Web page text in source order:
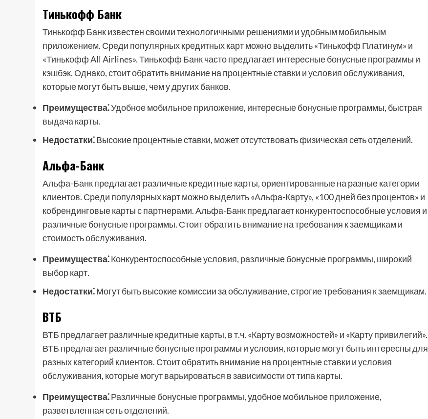
Тинькофф Банк
Тинькофф Банк известен своими технологичными решениями и удобным мобильным
приложением. Среди популярных кредитных карт можно выделить «Тинькофф Платинум» и
«Тинькофф All Airlines». Тинькофф Банк часто предлагает интересные бонусные программы и
кэшбэк. Однако, стоит обратить внимание на процентные ставки и условия обслуживания,
которые могут быть выше, чем у других банков.
Преимущества⁚Удобное мобильное приложение, интересные бонусные программы, быстрая
выдача карты.
Недостатки⁚Высокие процентные ставки, может отсутствовать физическая сеть отделений.
Альфа-Банк
Альфа-Банк предлагает различные кредитные карты, ориентированные на разные категории
клиентов. Среди популярных карт можно выделить «Альфа-Карту», «100 дней без процентов» и
кобрендинговые карты с партнерами. Альфа-Банк предлагает конкурентоспособные условия и
различные бонусные программы. Стоит обратить внимание на требования к заемщикам и
стоимость обслуживания.
Преимущества⁚Конкурентоспособные условия, различные бонусные программы, широкий
выбор карт.
Недостатки⁚Могут быть высокие комиссии за обслуживание, строгие требования к заемщикам.
ВТБ
ВТБ предлагает различные кредитные карты, в т.ч. «Карту возможностей» и «Карту привилегий».
ВТБ предлагает различные бонусные программы и условия, которые могут быть интересны для
разных категорий клиентов. Стоит обратить внимание на процентные ставки и условия
обслуживания, которые могут варьироваться в зависимости от типа карты.
Преимущества⁚Различные бонусные программы, удобное мобильное приложение,
разветвленная сеть отделений.